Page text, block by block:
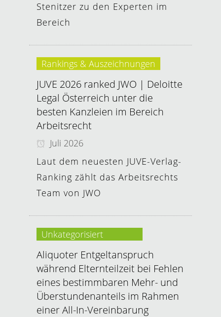
Stenitzer zu den Experten im
Bereich
Rankings & Auszeichnungen
JUVE 2026 ranked JWO | Deloitte
Legal Österreich unter die
besten Kanzleien im Bereich
Arbeitsrecht
Juli 2026
Laut dem neuesten JUVE-Verlag-
Ranking zählt das Arbeitsrechts
Team von JWO
Unkategorisiert
Aliquoter Entgeltanspruch
während Elternteilzeit bei Fehlen
eines bestimmbaren Mehr- und
Überstundenanteils im Rahmen
einer All-In-Vereinbarung